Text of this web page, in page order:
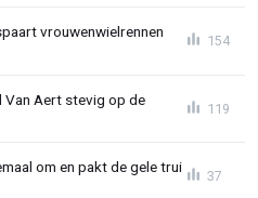
vrouwenwielrennen
154
Aert stevig op de
119
om en pakt de gele trui
37